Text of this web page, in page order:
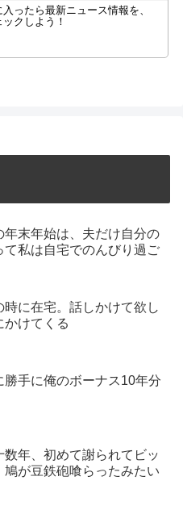
ったら最新ニュース情報を、
クしよう！
年末年始は、夫だけ自分の
て私は自宅でのんびり過ご
時に在宅。話しかけて欲し
かけてくる
勝手に俺のボーナス10年分
数年、初めて謝られてビッ
鳩が豆鉄砲喰らったみたい